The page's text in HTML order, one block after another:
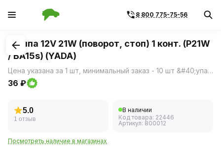
8 800 775-75-56
1/1
Лампа 12V 21W (поворот, стоп) 1 конт. (P21W
/ BA15s) (YADA)
Цена указана за 1 шт, минимальный заказ - 10 шт &#40;упаковка&#41;.
36 ₽
5.0
1 отзыв
В наличии
Код товара: 22446
Артикул: 800012
Посмотреть наличие в магазинах